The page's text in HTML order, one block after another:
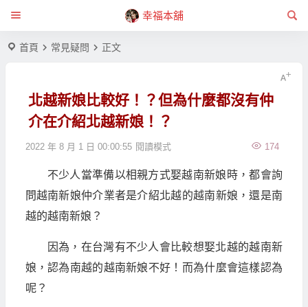
幸福本舖
首頁 常見疑問 正文
北越新娘比較好！？但為什麼都沒有仲
介在介紹北越新娘！？
2022 年 8 月 1 日 00:00:55 174
閱讀模式
不少人當準備以相親方式娶越南新娘時，都會詢
問越南新娘仲介業者是介紹北越的越南新娘，還是南
越的越南新娘？
因為，在台灣有不少人會比較想娶北越的越南新
娘，認為南越的越南新娘不好！而為什麼會這樣認為
呢？